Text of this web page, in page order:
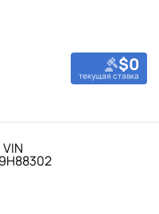
$0
текущая ставка